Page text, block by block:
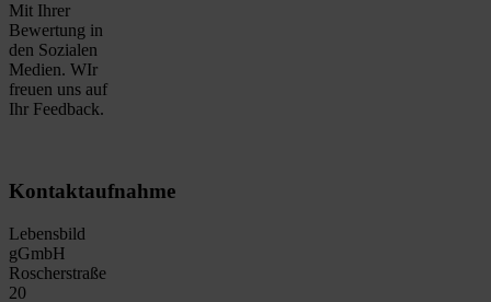
Mit Ihrer
Bewertung in
den Sozialen
Medien. WIr
freuen uns auf
Ihr Feedback.
Kontaktaufnahme
Lebensbild
gGmbH
Roscherstraße
20